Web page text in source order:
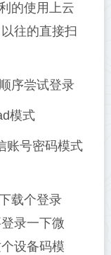
的使用上云
往的直接扫
序尝试登录
模式
账号密码模式
载个登录
录一下微
设备码模